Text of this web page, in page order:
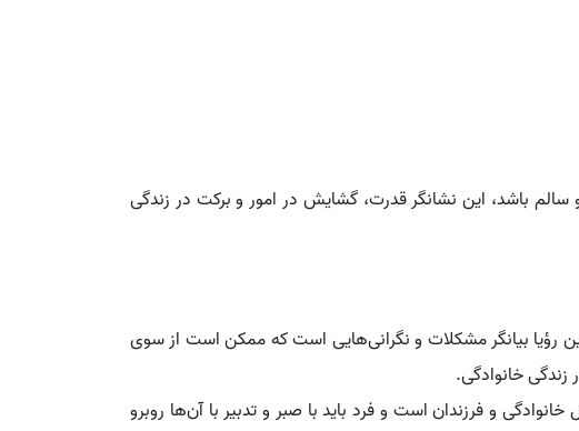
سالم باشد، این نشانگر قدرت، گشایش در امور و برکت در زندگی
رؤیا بیانگر مشکلات و نگرانی‌هایی است که ممکن است از سوی
خانوادگی.
و فرزندان است و فرد باید با صبر و تدبیر با آن‌ها روبرو